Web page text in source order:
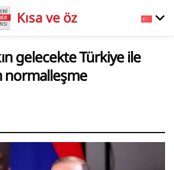
Kısa ve öz
gelecekte Türkiye ile
normalleşme